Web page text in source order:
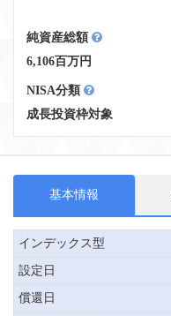
純資産総額
6,106百万円
NISA分類
成長投資枠対象
基本情報
インデックス型
設定日
償還日